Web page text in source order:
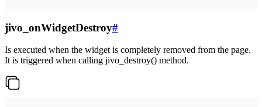
jivo_onWidgetDestroy#
Is executed when the widget is completely removed from the page.
It is triggered when calling jivo_destroy() method.